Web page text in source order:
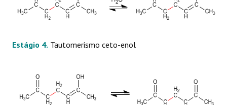
Estágio 4. Tautomerismo ceto-enol